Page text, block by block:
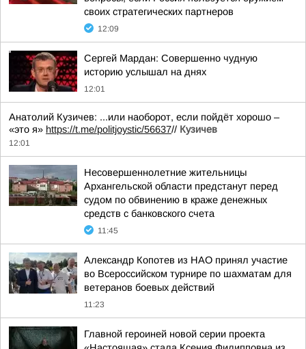
своих стратегических партнеров
12:09
Сергей Мардан: Совершенно чудную
историю услышал на днях
12:01
Анатолий Кузичев: ...или наоборот, если пойдёт хорошо –
«это я» https://t.me/politjoystic/56637// Кузичев
12:01
Несовершеннолетние жительницы
Архангельской области предстанут перед
судом по обвинению в краже денежных
средств с банковского счета
11:45
Александр Копотев из НАО принял участие
во Всероссийском турнире по шахматам для
ветеранов боевых действий
11:23
Главной героиней новой серии проекта